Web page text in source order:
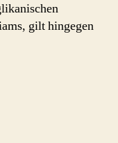
gilt hingegen